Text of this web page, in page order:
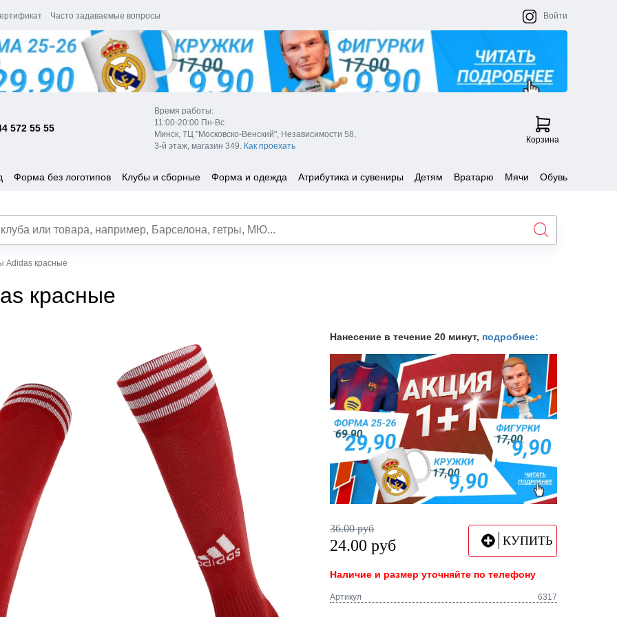
Часто задаваемые вопросы Войти
572 55 55
Время работы:
11:00-20:00 Пн-Вс
Минск, ТЦ "Московско-Венский", Независимости 58,
3-й этаж, магазин 349. Как проехать
Корзина
Форма без логотипов Клубы и сборные Форма и одежда Атрибутика и сувениры Детям Вратарю Мячи Обувь
Adidas красные
красные
Нанесение в течение 20 минут, подробнее:
36.00 руб
24.00 руб КУПИТЬ
Наличие и размер уточняйте по телефону
Артикул 6317